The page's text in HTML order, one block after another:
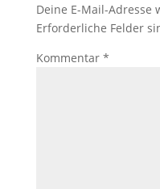
Deine E-Mail-
Erforderliche Felder
Kommentar *